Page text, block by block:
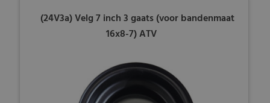
(24V3a) Velg 7 inch 3 gaats (voor bandenmaat
16x8-7) ATV